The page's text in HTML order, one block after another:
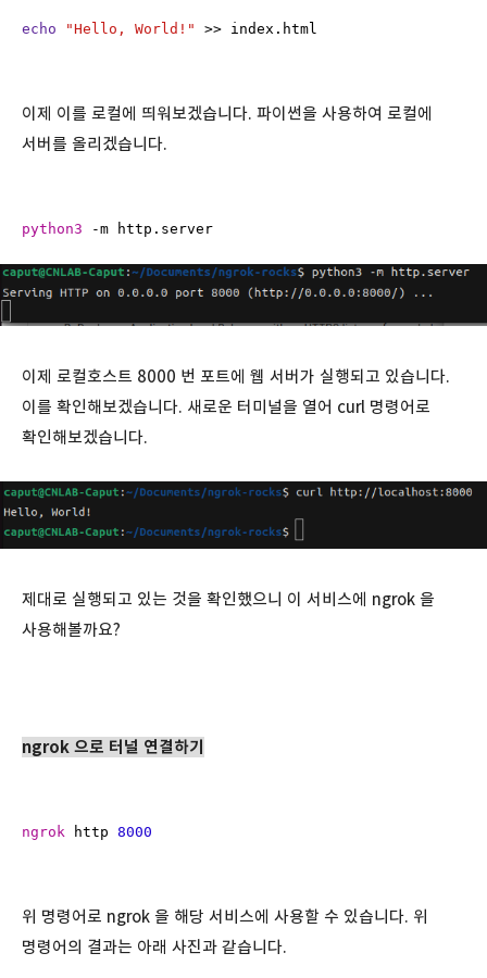
echo "Hello, World!" >> index.html
이제 이를 로컬에 띄워보겠습니다. 파이썬을 사용하여 로컬에
서버를 올리겠습니다.
python3 -m http.server
이제 로컬호스트 8000 번 포트에 웹 서버가 실행되고 있습니다.
이를 확인해보겠습니다. 새로운 터미널을 열어 curl 명령어로
확인해보겠습니다.
제대로 실행되고 있는 것을 확인했으니 이 서비스에 ngrok 을
사용해볼까요?
ngrok 으로 터널 연결하기
ngrok http 8000
위 명령어로 ngrok 을 해당 서비스에 사용할 수 있습니다. 위
명령어의 결과는 아래 사진과 같습니다.